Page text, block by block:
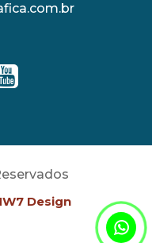
Design